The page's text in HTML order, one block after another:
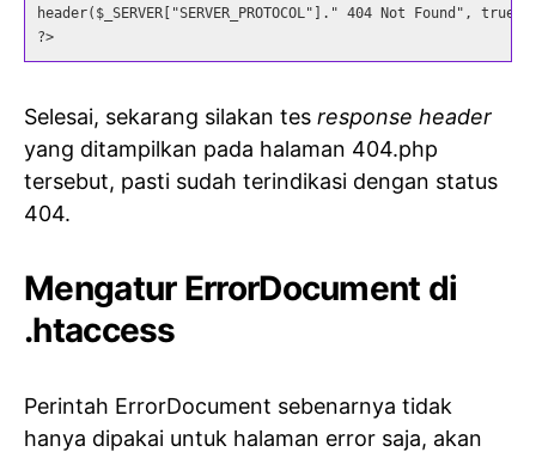
header($_SERVER["SERVER_PROTOCOL"]." 404 Not Found", true,
?>
Selesai, sekarang silakan tes response header
yang ditampilkan pada halaman 404.php
tersebut, pasti sudah terindikasi dengan status
404.
Mengatur ErrorDocument di
.htaccess
Perintah ErrorDocument sebenarnya tidak
hanya dipakai untuk halaman error saja, akan